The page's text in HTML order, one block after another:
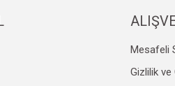
Mesafeli
Gizlilik ve